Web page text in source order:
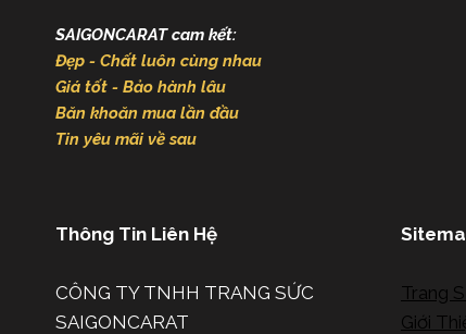
SAIGONCARAT cam kết:
Đẹp - Chất luôn cùng nhau
Giá tốt - Bảo hành lâu
Băn khoăn mua lần đầu
Tin yêu mãi về sau
Thông Tin Liên Hệ
CÔNG TY TNHH TRANG SỨC
SAIGONCARAT
Trang
Giới